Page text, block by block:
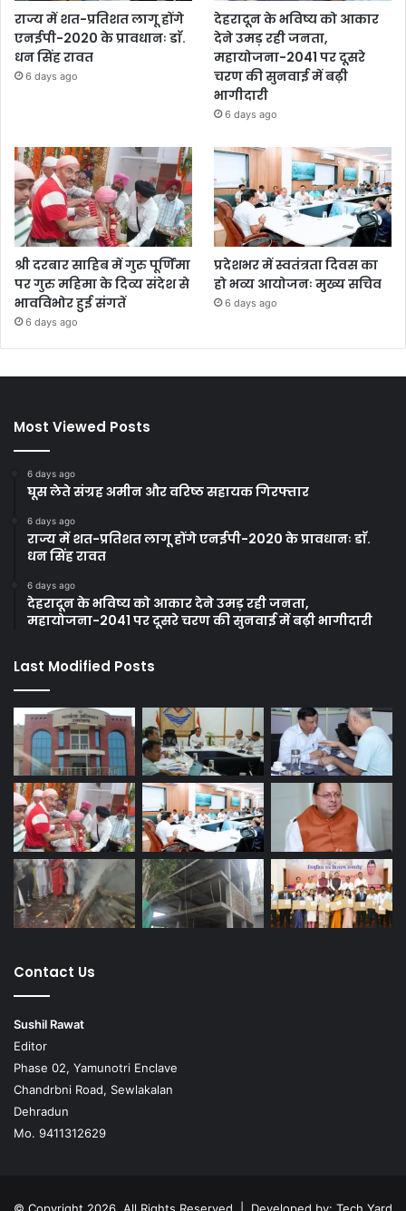
राज्य में शत-प्रतिशत लागू होंगे
एनईपी-2020 के प्रावधानः डाॅ.
धन सिंह रावत
6 days ago
देहरादून के भविष्य को आकार
देने उमड़ रही जनता,
महायोजना-2041 पर दूसरे
चरण की सुनवाई में बढ़ी
भागीदारी
6 days ago
श्री दरबार साहिब में गुरु पूर्णिमा
पर गुरु महिमा के दिव्य संदेश से
भावविभोर हुई संगतें
6 days ago
प्रदेशभर में स्वतंत्रता दिवस का
हो भव्य आयोजनः मुख्य सचिव
6 days ago
Most Viewed Posts
6 days ago
घूस लेते संग्रह अमीन और वरिष्ठ सहायक गिरफ्तार
6 days ago
राज्य में शत-प्रतिशत लागू होंगे एनईपी-2020 के प्रावधानः डाॅ.
धन सिंह रावत
6 days ago
देहरादून के भविष्य को आकार देने उमड़ रही जनता,
महायोजना-2041 पर दूसरे चरण की सुनवाई में बढ़ी भागीदारी
Last Modified Posts
Contact Us
Sushil Rawat
Editor
Phase 02, Yamunotri Enclave
Chandrbni Road, Sewlakalan
Dehradun
Mo. 9411312629
© Copyright 2026, All Rights Reserved | Developed by: Tech Yard